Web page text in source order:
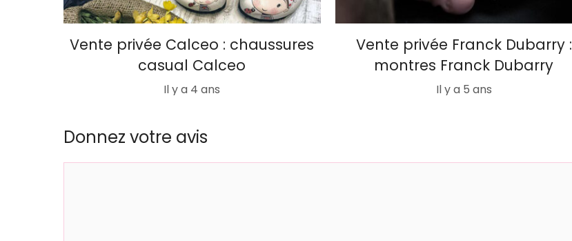
Vente privée Calceo : chaussures
casual Calceo
Il y a 4 ans
Vente privée Franck Dubarry :
montres Franck Dubarry
Il y a 5 ans
Donnez votre avis